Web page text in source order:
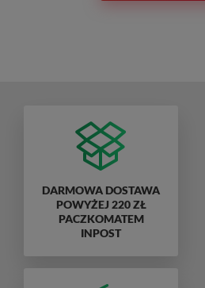
DARMOWA DOSTAWA
POWYŻEJ 220 ZŁ
PACZKOMATEM
INPOST